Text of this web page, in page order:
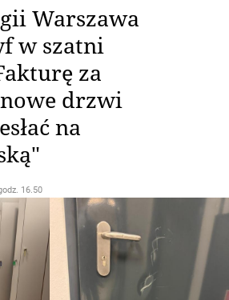
Warszawa
w szatni
za
drzwi
na
16.50